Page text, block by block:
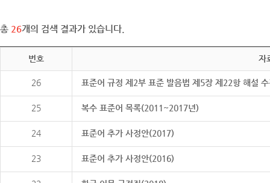
총 26개의 검색 결과가 있습니다.
번호 자
26 표준어 규정 제2부 표준 발음법 제5장 제22항 해설
25 복수 표준어 목록(2011~2017년)
24 표준어 추가 사정안(2017)
23 표준어 추가 사정안(2016)